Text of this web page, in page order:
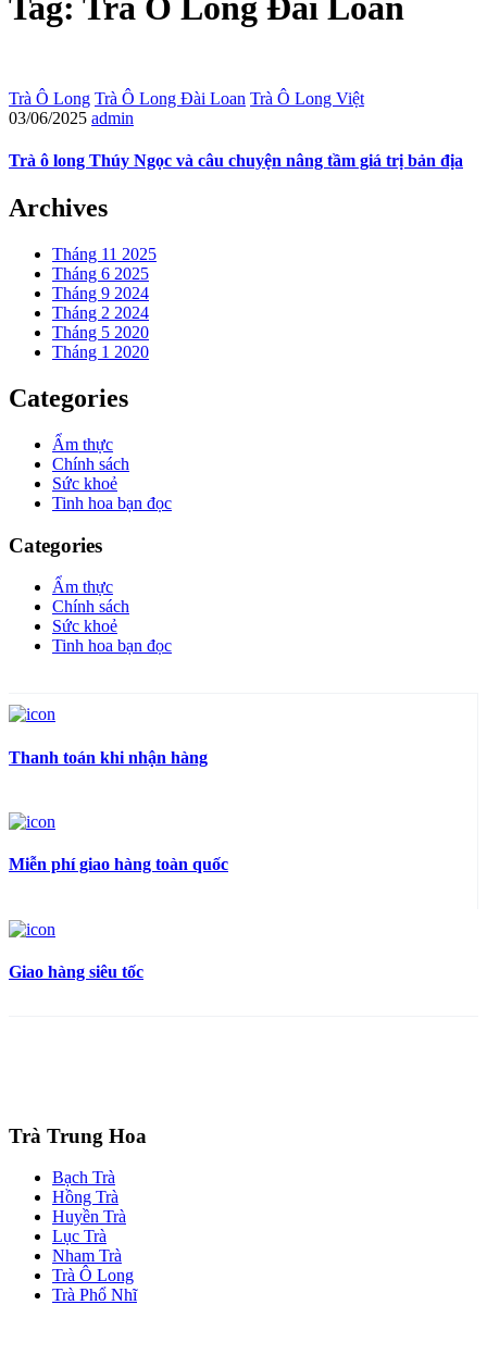
Tag: Trà Ô Long Đài Loan
Trà Ô Long Trà Ô Long Đài Loan Trà Ô Long Việt
03/06/2025 admin
Trà ô long Thúy Ngọc và câu chuyện nâng tầm giá trị bản địa
Archives
Tháng 11 2025
Tháng 6 2025
Tháng 9 2024
Tháng 2 2024
Tháng 5 2020
Tháng 1 2020
Categories
Ẩm thực
Chính sách
Sức khoẻ
Tinh hoa bạn đọc
Categories
Ẩm thực
Chính sách
Sức khoẻ
Tinh hoa bạn đọc
Thanh toán khi nhận hàng
Miễn phí giao hàng toàn quốc
Giao hàng siêu tốc
Trà Trung Hoa
Bạch Trà
Hồng Trà
Huyền Trà
Lục Trà
Nham Trà
Trà Ô Long
Trà Phổ Nhĩ